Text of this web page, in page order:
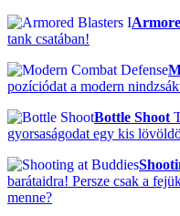
tank csatában!
pozíciódat a modern
Bottle Shoot
gyorsaságodat egy kis
barátaidra! Persze csak a
menne?